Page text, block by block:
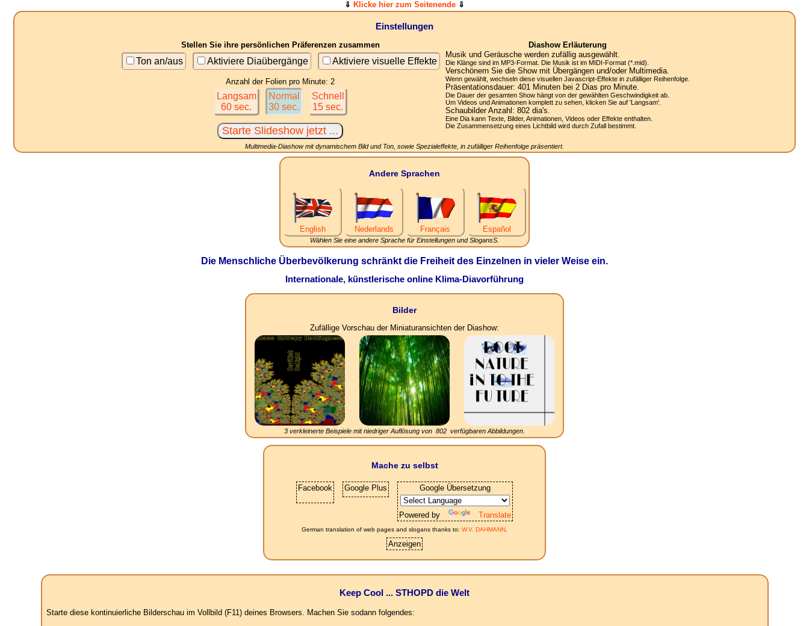
⇓ Klicke hier zum Seitenende ⇓
Einstellungen
Stellen Sie ihre persönlichen Präferenzen zusammen
Ton an/aus Aktiviere Diaübergänge Aktiviere visuelle Effekte
Anzahl der Folien pro Minute: 2
Langsam
60 sec.
Normal
30 sec.
Schnell
15 sec.
Diashow Erläuterung
Musik und Geräusche werden zufällig ausgewählt.
Die Klänge sind im MP3-Format. Die Musik ist im MIDI-Format (*.mid).
Verschönern Sie die Show mit Übergängen und/oder Multimedia.
Wenn gewählt, wechseln diese visuellen Javascript-Effekte in zufälliger Reihenfolge.
Präsentationsdauer: 401 Minuten bei 2 Dias pro Minute.
Die Dauer der gesamten Show hängt von der gewählten Geschwindigkeit ab.
Um Videos und Animationen komplett zu sehen, klicken Sie auf 'Langsam'.
Schaubilder Anzahl: 802dia's.
Eine Dia kann Texte, Bilder, Animationen, Videos oder Effekte enthalten.
Die Zusammensetzung eines Lichtbild wird durch Zufall bestimmt.
Multimedia-Diashow mit dynamischem Bild und Ton, sowie Spezialeffekte, in zufälliger Reihenfolge präsentiert.
Andere Sprachen
English Nederlands Français Español
Wählen Sie eine andere Sprache für Einstellungen und SlogansS.
Die Menschliche Überbevölkerung schränkt die Freiheit des Einzelnen in vieler Weise ein.
Internationale, künstlerische online Klima-Diavorführung
Bilder
Zufällige Vorschau der Miniaturansichten der Diashow:
3 verkleinerte Beispiele mit niedriger Auflösung von 802 verfügbaren Abbildungen.
Mache zu selbst
Facebook Google Plus Google Übersetzung
Powered by Translate
German translation of web pages and slogans thanks to: W.V. DAHMANN.
Anzeigen
Keep Cool ... STHOPD die Welt
Starte diese kontinuierliche Bilderschau im Vollbild (F11) deines Browsers. Machen Sie sodann folgendes: